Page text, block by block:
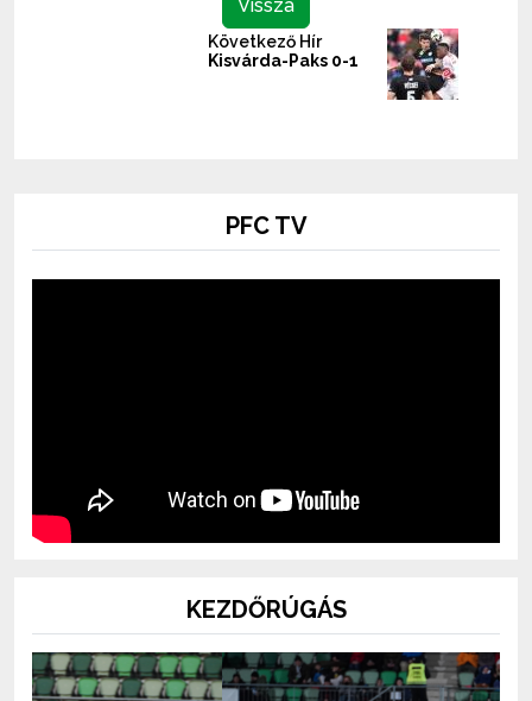
Vissza
Következő Hír
Kisvárda-Paks 0-1
PFC TV
KEZDŐRÚGÁS